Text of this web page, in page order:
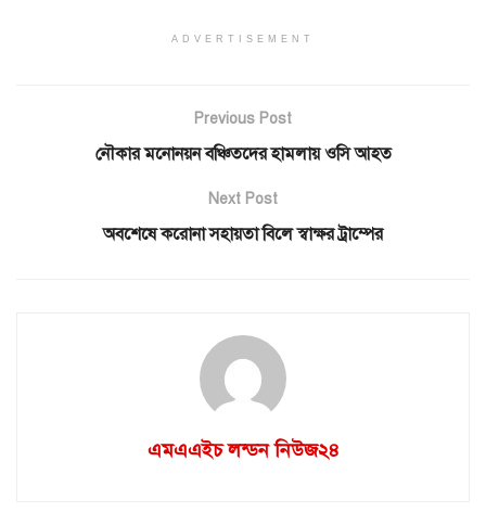
ADVERTISEMENT
Previous Post
নৌকার মনোনয়ন বঞ্চিতদের হামলায় ওসি আহত
Next Post
অবশেষে করোনা সহায়তা বিলে স্বাক্ষর ট্রাম্পের
এমএএইচ লন্ডন নিউজ২৪